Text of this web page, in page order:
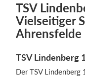
Homepage
TSV
Vielseitiger
Ahrensfelde
TSV Lindenberg
Der TSV